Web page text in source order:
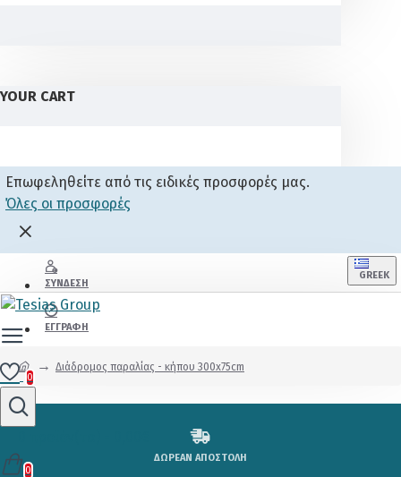
YOUR CART
Επωφεληθείτε από τις ειδικές προσφορές μας.
Όλες οι προσφορές
ΣΎΝΔΕΣΗ
ΕΓΓΡΑΦΉ
GREEK
0
0
Διάδρομος παραλίας - κήπου 300x75cm
ΔΩΡΕΑΝ ΑΠΟΣΤΟΛΗ